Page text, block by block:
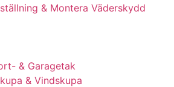
& Montera Väderskydd
& Garagetak
& Vindskupa